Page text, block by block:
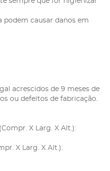
podem causar danos em
acrescidos de 9 meses de
ou defeitos de fabricação.
X Larg. X Alt.):
X Larg. X Alt.):